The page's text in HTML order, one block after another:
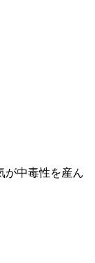
が中毒性を産ん